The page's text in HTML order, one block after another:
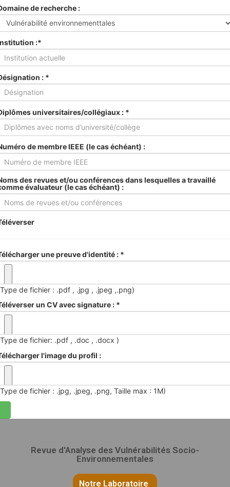
de recherche :
:*
: *
universitaires/collégiaux : *
de membre IEEE (le cas échéant) :
des revues et/ou conférences dans lesquelles a travaillé
évaluateur (le cas échéant) :
une preuve d'identité : *
de fichier : .pdf , .jpg , .jpeg ,.png)
un CV avec signature : *
de fichier: .pdf , .doc , .docx )
l'image du profil :
de fichier : .jpg, .jpeg, .png, Taille max : 1M)
Revue d'Analyse des Vulnérabilités Socio-
Environnementales
Notre Laboratoire